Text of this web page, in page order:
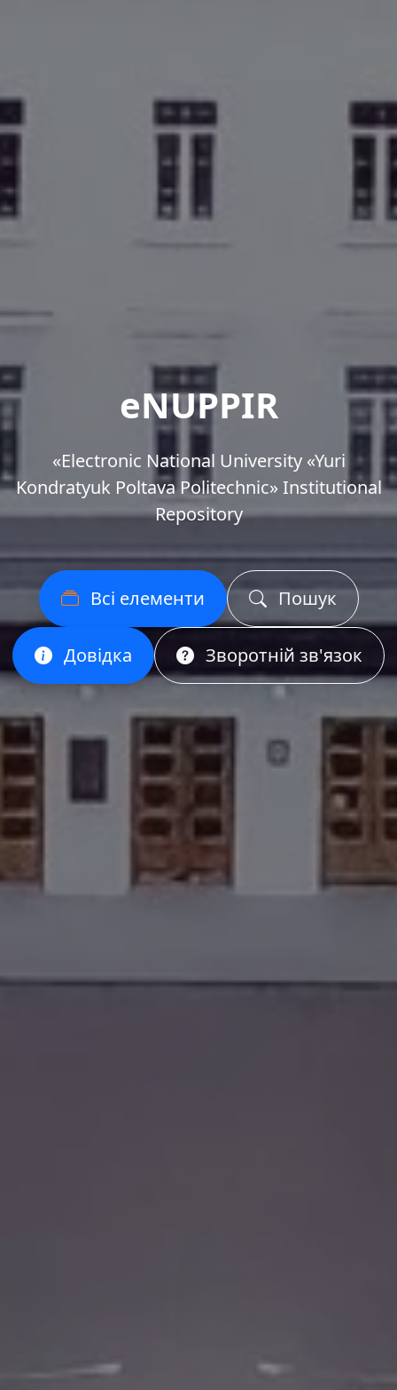
eNUPPIR
«Еlectronic National University «Yuri
Kondratyuk Poltava Politechnic» Institutional
Repository
Всі елементи Пошук
Довідка Зворотній зв'язок